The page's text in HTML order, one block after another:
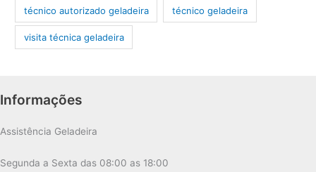
técnico autorizado geladeira técnico geladeira
visita técnica geladeira
Informações
Assistência Geladeira
Segunda a Sexta das 08:00 as 18:00